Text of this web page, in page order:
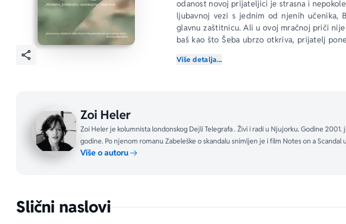
odanost novoj prijateljici je strasna i
ljubavnoj vezi s jednim od njenih učenika,
glavnu zaštitnicu. Ali u ovoj mračnoj priči
baš kao što Šeba ubrzo otkriva, prijatelj
zadatak svakog dobrog romana: podseća
dok se probijamo kroz vlastiti život. Bila bi
„Zlokobna i iznenađujuća, neobično
Više detalja...
Zoi Heler
Zoi Heler je kolumnista londonskog Dejli Telegrafa . Živi i radi u Njujorku. Godine
godine. Po njenom romanu Zabeleške o skandalu snimljen je i film Notes on a
Više o autoru
Slični naslovi